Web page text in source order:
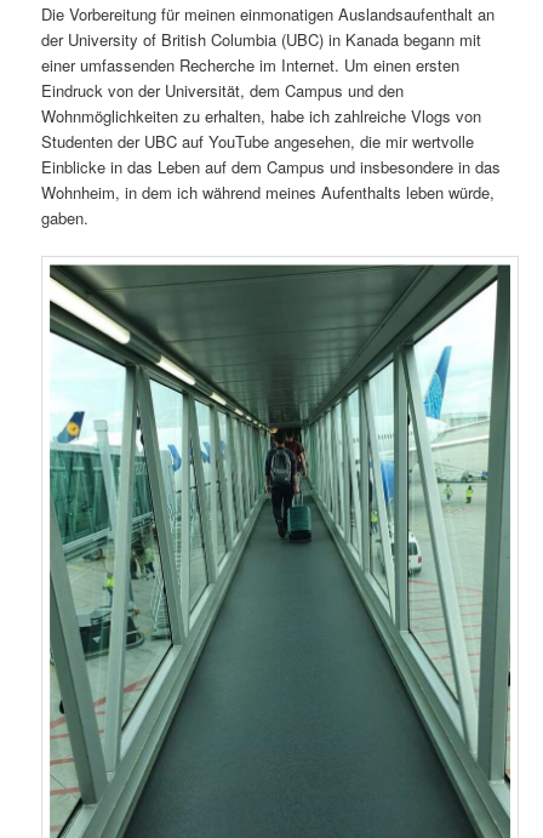
Die Vorbereitung für meinen einmonatigen Auslandsaufenthalt an
der University of British Columbia (UBC) in Kanada begann mit
einer umfassenden Recherche im Internet. Um einen ersten
Eindruck von der Universität, dem Campus und den
Wohnmöglichkeiten zu erhalten, habe ich zahlreiche Vlogs von
Studenten der UBC auf YouTube angesehen, die mir wertvolle
Einblicke in das Leben auf dem Campus und insbesondere in das
Wohnheim, in dem ich während meines Aufenthalts leben würde,
gaben.